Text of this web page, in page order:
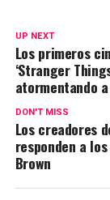
UP NEXT
Los primeros
‘Stranger
atormentando
DON'T MISS
Los creadores
responden a
Brown